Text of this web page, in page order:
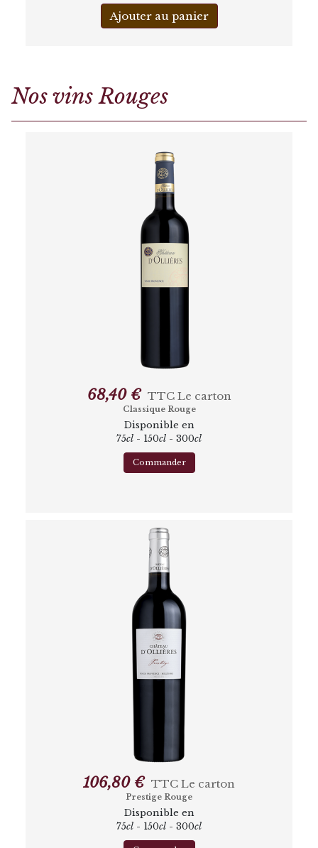
Ajouter au panier
Nos vins Rouges
68,40 € TTCLe carton
Classique Rouge
Disponible en
75cl - 150cl - 300cl
Commander
106,80 € TTC Le carton
Prestige Rouge
Disponible en
75cl - 150cl - 300cl